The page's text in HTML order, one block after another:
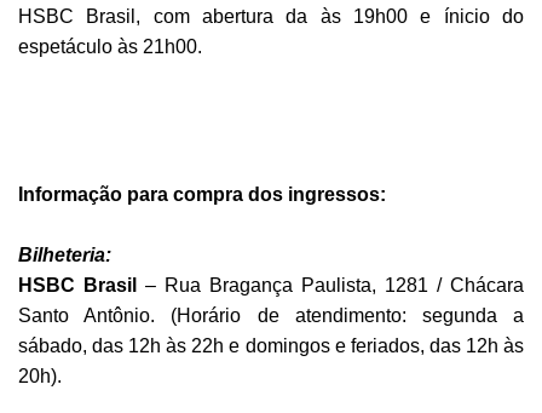
HSBC Brasil, com abertura da às 19h00 e ínicio do
espetáculo às 21h00.
Informação para compra dos ingressos:
Bilheteria:
HSBC Brasil
– Rua Bragança Paulista, 1281 / Chácara
Santo Antônio. (Horário de atendimento: segunda a
sábado, das 12h às 22h e domingos e feriados, das 12h às
20h).